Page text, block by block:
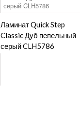
Ламинат Quick Step
Classic Дуб пепельный
серый CLH5786